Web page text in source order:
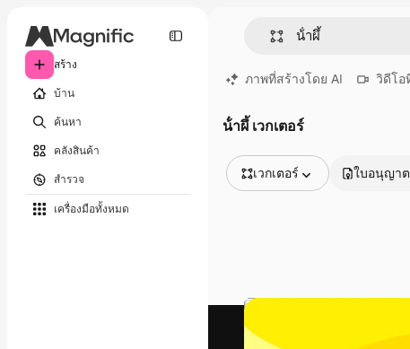
สร้าง
บ้าน
ค้นหา
คลังสินค้า
สำรวจ
เครื่องมือทั้งหมด
ภาพที่สร้างโดย AI วิดีโอ
น้ําผึ้ เวกเตอร์
เวกเตอร์
วิดีโอ
โมชั่นกราฟิก
ใบอนุญาต